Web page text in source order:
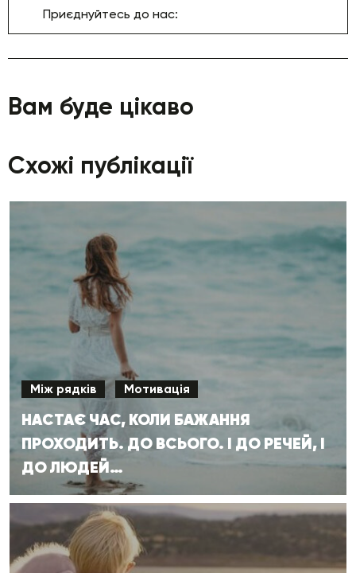
Приєднуйтесь до нас:
Вам буде цікаво
Схожі публікації
Між рядків Мотивація
НАСТАЄ ЧАС, КОЛИ БАЖАННЯ
ПРОХОДИТЬ. ДО ВСЬОГО. І ДО РЕЧЕЙ, І
ДО ЛЮДЕЙ…